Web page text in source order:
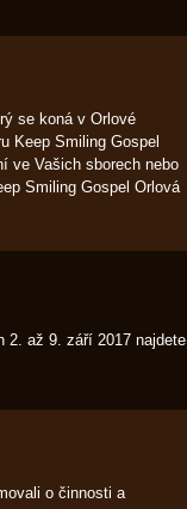
se koná v Orlové
Keep Smiling Gospel
ve Vašich sborech nebo
Smiling Gospel Orlová
2. až 9. září 2017 najdete
o činnosti a